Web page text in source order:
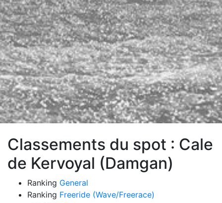
Classements du spot : Cale
de Kervoyal (Damgan)
Ranking General
Ranking Freeride (Wave/Freerace)